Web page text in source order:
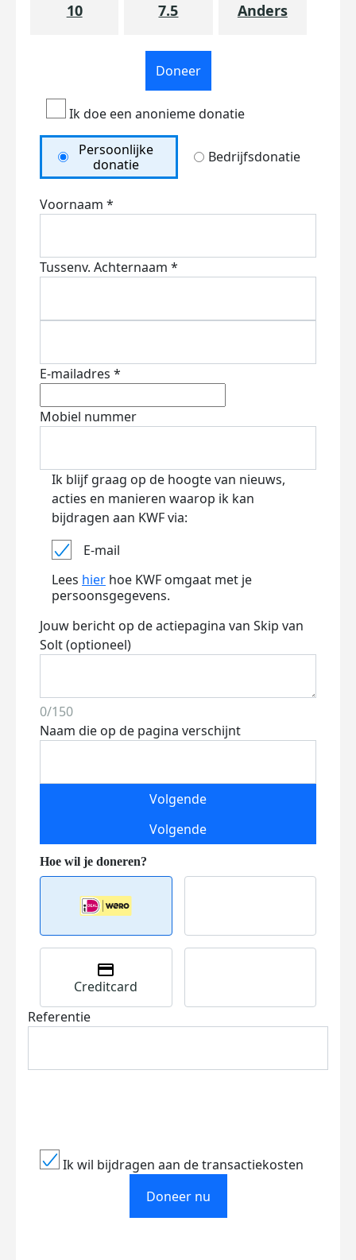
10 7.5 Anders
Doneer
Ik doe een anonieme donatie
Persoonlijke
donatie
Bedrijfsdonatie
Voornaam *
Tussenv. Achternaam *
E-mailadres *
Mobiel nummer
Ik blijf graag op de hoogte van nieuws,
acties en manieren waarop ik kan
bijdragen aan KWF via:
E-mail
Lees hier hoe KWF omgaat met je
persoonsgegevens.
Jouw bericht op de actiepagina van Skip van
Solt (optioneel)
0/150
Naam die op de pagina verschijnt
Volgende
Volgende
Creditcard
Referentie
Ik wil bijdragen aan de transactiekosten
Doneer nu